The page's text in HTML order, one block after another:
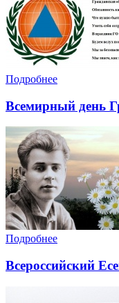
Подробнее
Всемирный день
Подробнее
Всероссийский